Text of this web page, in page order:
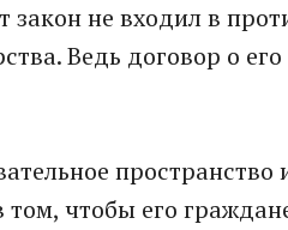
закон не входил в
Ведь договор о
чтобы его